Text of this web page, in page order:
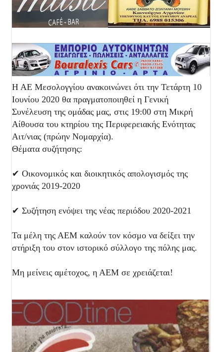
Η ΑΕ Μεσολογγίου ανακοινώνει ότι την Τετάρτη 10
Ιουνίου 2020 θα πραγματοποιηθεί η Γενική
Συνέλευση της ομάδας μας, στις 19:00 στη Μικρή
Αίθουσα του κτηρίου της Περιφερειακής Ενότητας
Αιτ/νιας (πρώην Νομαρχία).
Θέματα συζήτησης:
✔ Οικονομικός και διοικητικός απολογισμός της
χρονιάς 2019-2020
✔ Συζήτηση ενόψει της νέας περιόδου 2020-2021
Τα μέλη της ΑΕΜ καλούν τον κόσμο να δείξει την
στήριξη του στον ιστορικό σύλλογο της πόλης μας.
Μη μείνεις αμέτοχος, η ΑΕΜ σε χρειάζεται!